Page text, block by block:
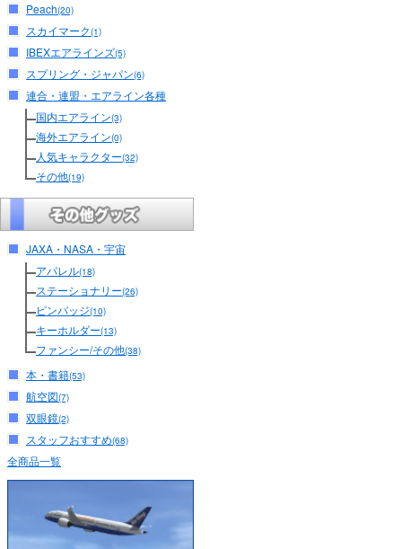
Peach(20)
スカイマーク(1)
IBEXエアラインズ(5)
スプリング・ジャパン(6)
連合・連盟・エアライン各種
国内エアライン(3)
海外エアライン(0)
人気キャラクター(32)
その他(19)
JAXA・NASA・宇宙
アパレル(18)
ステーショナリー(26)
ピンバッジ(10)
キーホルダー(13)
ファンシー/その他(38)
本・書籍(53)
航空図(7)
双眼鏡(2)
スタッフおすすめ(68)
全商品一覧